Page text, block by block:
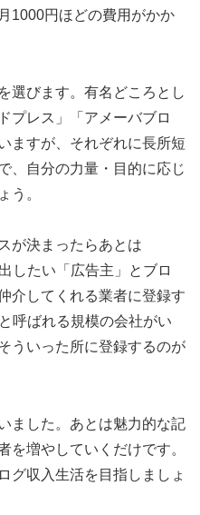
1000円ほどの費用がかか
選びます。有名どころとし
プレス」「アメーバブロ
ますが、それぞれに長所短
、自分の力量・目的に応じ
う。
が決まったらあとは
したい「広告主」とブロ
介してくれる業者に登録す
呼ばれる規模の会社がい
ういった所に登録するのが
ました。あとは魅力的な記
を増やしていくだけです。
グ収入生活を目指しましょ